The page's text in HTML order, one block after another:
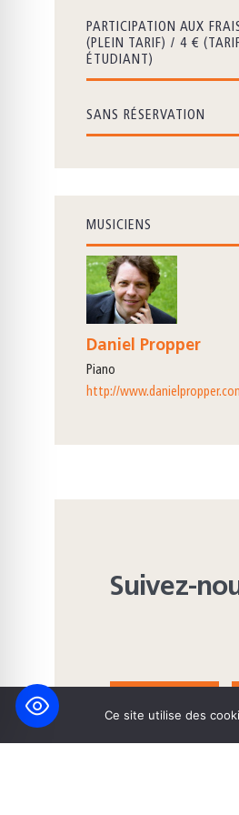
PARTICIPATION AUX
(PLEIN TARIF) / 4 €
ÉTUDIANT)
SANS RÉSERVATION
MUSICIENS
Daniel Propper
piano
http://
Suivez-
Ce site utilise des